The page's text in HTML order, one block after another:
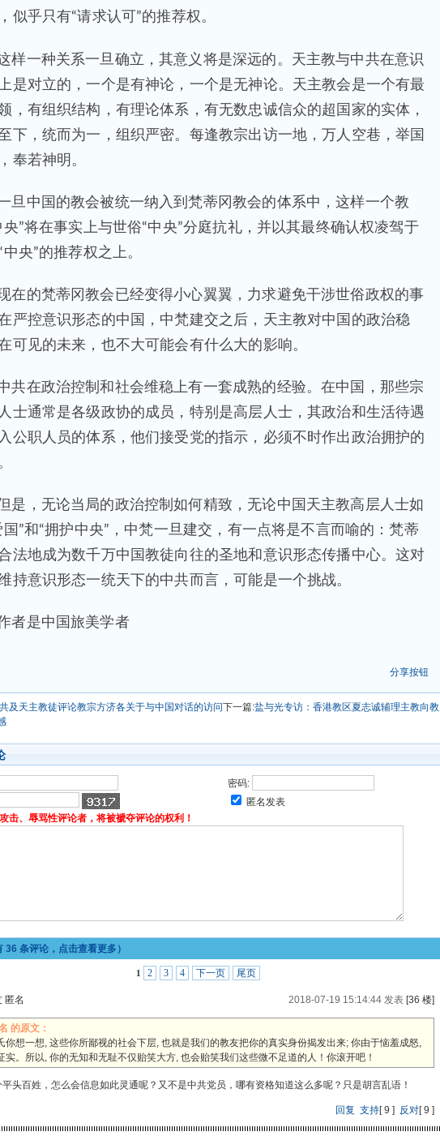
似乎只有“请求认可”的推荐权。
样一种关系一旦确立，其意义将是深远的。天主教与中共在意识
是对立的，一个是有神论，一个是无神论。天主教会是一个有最
，有组织结构，有理论体系，有无数忠诚信众的超国家的实体，
下，统而为一，组织严密。每逢教宗出访一地，万人空巷，举国
奉若神明。
旦中国的教会被统一纳入到梵蒂冈教会的体系中，这样一个教
央”将在事实上与世俗“中央”分庭抗礼，并以其最终确认权凌驾于
中央”的推荐权之上。
在的梵蒂冈教会已经变得小心翼翼，力求避免干涉世俗政权的事
严控意识形态的中国，中梵建交之后，天主教对中国的政治稳
可见的未来，也不大可能会有什么大的影响。
共在政治控制和社会维稳上有一套成熟的经验。在中国，那些宗
士通常是各级政协的成员，特别是高层人士，其政治和生活待遇
公职人员的体系，他们接受党的指示，必须不时作出政治拥护的
是，无论当局的政治控制如何精致，无论中国天主教高层人士如
国”和“拥护中央”，中梵一旦建交，有一点将是不言而喻的：梵蒂
法地成为数千万中国教徒向往的圣地和意识形态传播中心。这对
持意识形态一统天下的中共而言，可能是一个挑战。
者是中国旅美学者
分享按钮
及天主教徒评论教宗方济各关于与中国对话的访问下一篇:盐与光专访：香港教区夏志诚辅理主教向教
密码:
匿名发表
击、辱骂性评论者，将被褫夺评论的权利！
36 条评论，点击查看更多）
1 2 3 4 下一页 尾页
匿名 2018-07-19 15:14:44 发表[36 楼]
的原文：
你想一想, 这些你所鄙视的社会下层, 也就是我们的教友把你的真实身份揭发出来; 你由于恼羞成怒,
实。所以, 你的无知和无耻不仅贻笑大方, 也会贻笑我们这些微不足道的人！你滚开吧！
头百姓，怎么会信息如此灵通呢？又不是中共党员，哪有资格知道这么多呢？只是胡言乱语！
回复 支持[9 ] 反对[9 ]